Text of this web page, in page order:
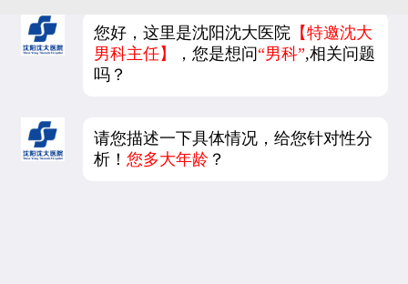
您好，这里是沈阳沈大医院 【特邀沈大
男科主任】
，您是想问“男科”,相关问题
吗？
请您描述一下具体情况，给您针对性分
析！您多大年龄 ？